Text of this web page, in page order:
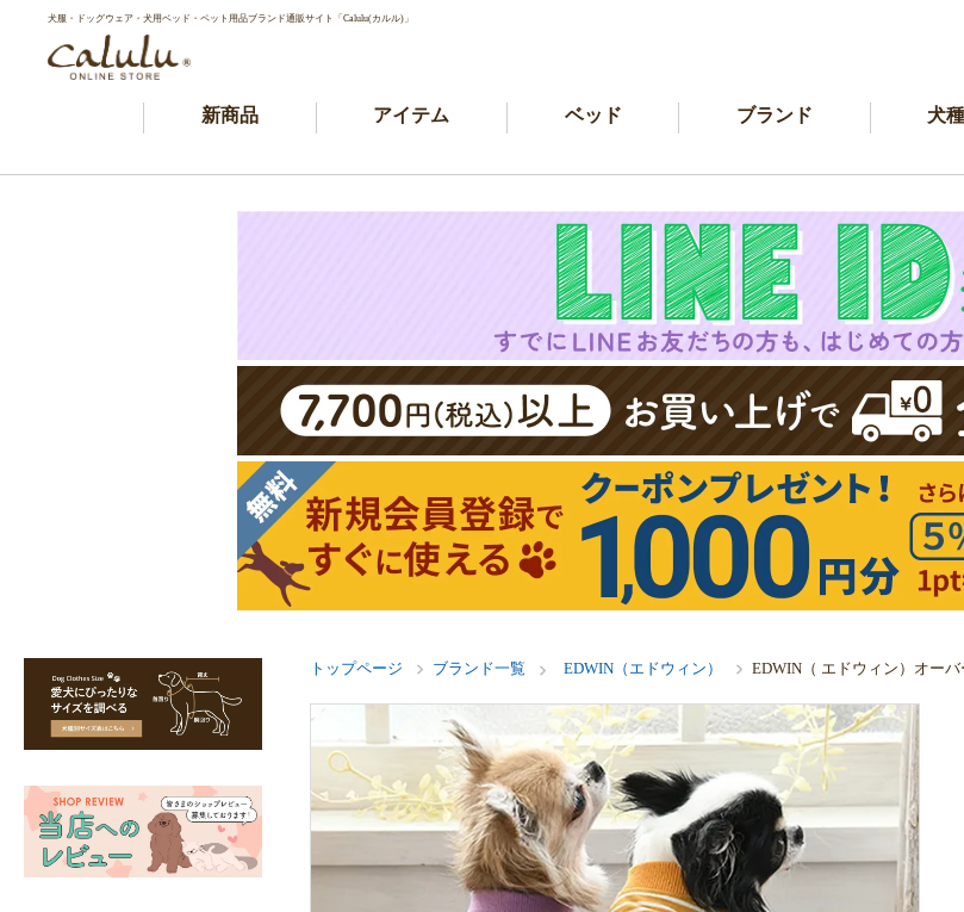
犬服・ドッグウェア・犬用ベッド・ペット用品ブランド通販サイト「Calulu(カルル)」
新商品 アイテム ベッド ブランド 犬種
トップページ ブランド一覧 EDWIN（エドウィン） EDWIN（ エドウィン）オー